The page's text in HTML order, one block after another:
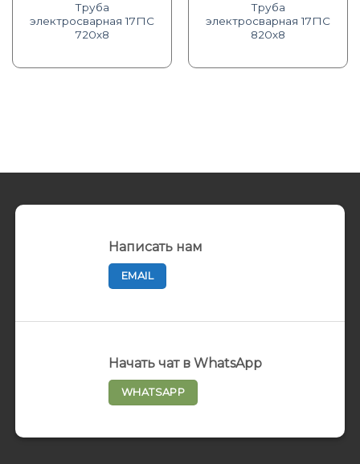
Труба
электросварная 17Г1С
720х8
Труба
электросварная 17Г1С
820х8
Написать нам
EMAIL
Начать чат в WhatsApp
WHATSAPP